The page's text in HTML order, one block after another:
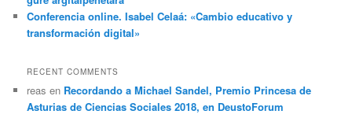
Conferencia online. Isabel Celaá: «Cambio educativo y
transformación digital»
RECENT COMMENTS
reas en Recordando a Michael Sandel, Premio Princesa de
Asturias de Ciencias Sociales 2018, en DeustoForum